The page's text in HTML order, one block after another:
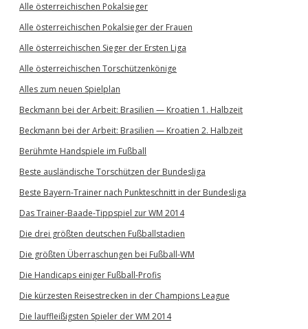
Alle österreichischen Pokalsieger
Alle österreichischen Pokalsieger der Frauen
Alle österreichischen Sieger der Ersten Liga
Alle österreichischen Torschützenkönige
Alles zum neuen Spielplan
Beckmann bei der Arbeit: Brasilien — Kroatien 1. Halbzeit
Beckmann bei der Arbeit: Brasilien — Kroatien 2. Halbzeit
Berühmte Handspiele im Fußball
Beste ausländische Torschützen der Bundesliga
Beste Bayern-Trainer nach Punkteschnitt in der Bundesliga
Das Trainer-Baade-Tippspiel zur WM 2014
Die drei größten deutschen Fußballstadien
Die größten Überraschungen bei Fußball-WM
Die Handicaps einiger Fußball-Profis
Die kürzesten Reisestrecken in der Champions League
Die lauffleißigsten Spieler der WM 2014